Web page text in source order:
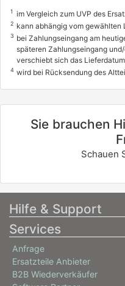
1 im Vergleich zum UVP des
2 kann abhängig vom
3 bei Zahlungseingang am
späteren Zahlungseingang
verschiebt sich das
4 wird bei Rücksendung des
Sie brauchen
Schauen
Hilfe & Support
Services
Anfrage
Ersatzteile Anbieter
B2B Wiederverkäufer